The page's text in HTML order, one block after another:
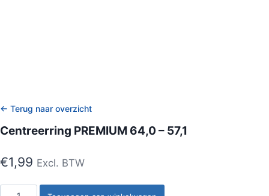
← Terug naar overzicht
Centreerring PREMIUM 64,0 – 57,1
€1,99 Excl. BTW
Centreerring